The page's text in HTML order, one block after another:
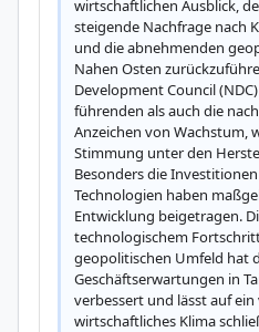
wirtschaftlichen Ausblick,
steigende Nachfrage nach
und die abnehmenden
Nahen Osten
Development Council
führenden als auch die
Anzeichen von Wachstum,
Stimmung unter den
Besonders die
Technologien haben
Entwicklung beigetragen.
technologischem
geopolitischen Umfeld hat
Geschäftserwartungen in
verbessert und lässt auf
wirtschaftliches Klima